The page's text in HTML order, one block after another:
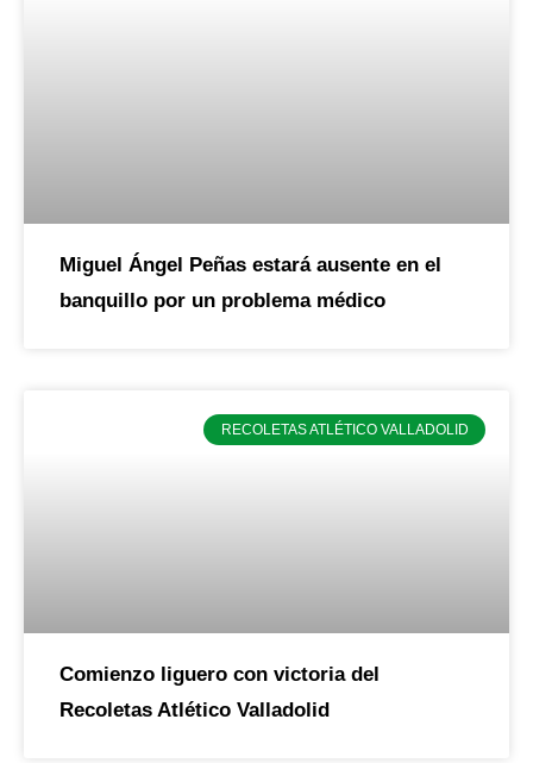
Miguel Ángel Peñas estará ausente en el
banquillo por un problema médico
RECOLETAS ATLÉTICO VALLADOLID
Comienzo liguero con victoria del
Recoletas Atlético Valladolid